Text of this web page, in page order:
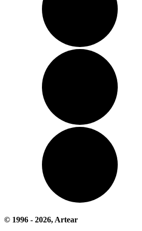
© 1996 - 2026, Artear